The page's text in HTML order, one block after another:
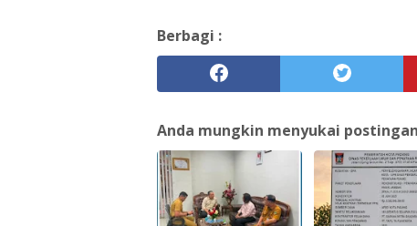
Berbagi :
Anda mungkin menyukai